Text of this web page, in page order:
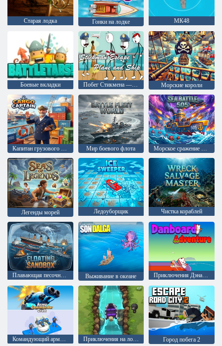
Старая лодка Гонки на лодке МК48
Боевые вкладки Побег Стикмена — Самолет и корабль Морские короли
Капитан грузового судна Мир боевого флота Морское сражение 505
Легенды морей Ледоуборщик Чистка кораблей
Плавающая песочница Выживание в океане Приключения Дэна на лодке
Командующий армией Крафт Приключения на лодке Город побега 2